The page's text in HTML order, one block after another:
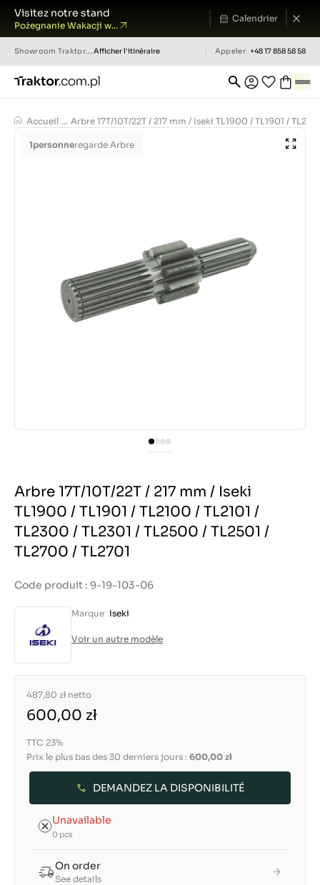
Visitez notre stand
Pożegnanie Wakacji w...
Calendrier
Showroom Traktor.com.pl Afficher l'itinéraire Appeler +48 17 858 58 58
Accueil ... Arbre 17T/10T/22T / 217 mm / Iseki TL1900 / TL1901 /
1personneregarde Arbre
Arbre 17T/10T/22T / 217 mm / Iseki
TL1900 / TL1901 / TL2100 / TL2101 /
TL2300 / TL2301 / TL2500 / TL2501 /
TL2700 / TL2701
Code produit : 9-19-103-06
Marque Iseki
Voir un autre modèle
487,80 zł netto
600,00 zł
TTC 23%
Prix le plus bas des 30 derniers jours : 600,00 zł
DEMANDEZ LA DISPONIBILITÉ
Unavailable
0 pcs
On order
See details